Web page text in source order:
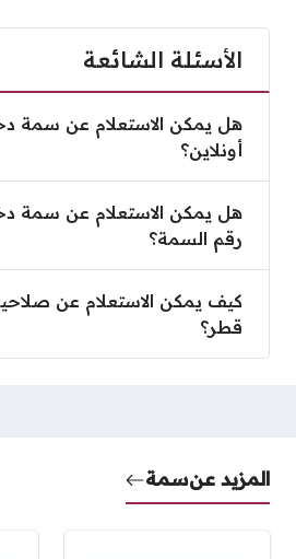
الأسئلة الشائعة
هل يمكن الاستعلام عن سمة
أونلاين؟
هل يمكن الاستعلام عن سمة
رقم السمة؟
كيف يمكن الاستعلام عن
قطر؟
المزيد عنسمة